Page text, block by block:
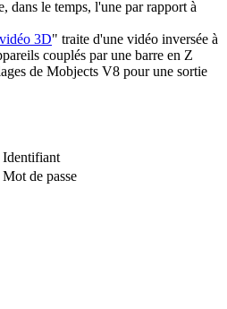
dans le temps, l'une par rapport à
3D" traite d'une vidéo inversée à
couplés par une barre en Z
de Mobjects V8 pour une sortie
Identifiant
Mot de passe